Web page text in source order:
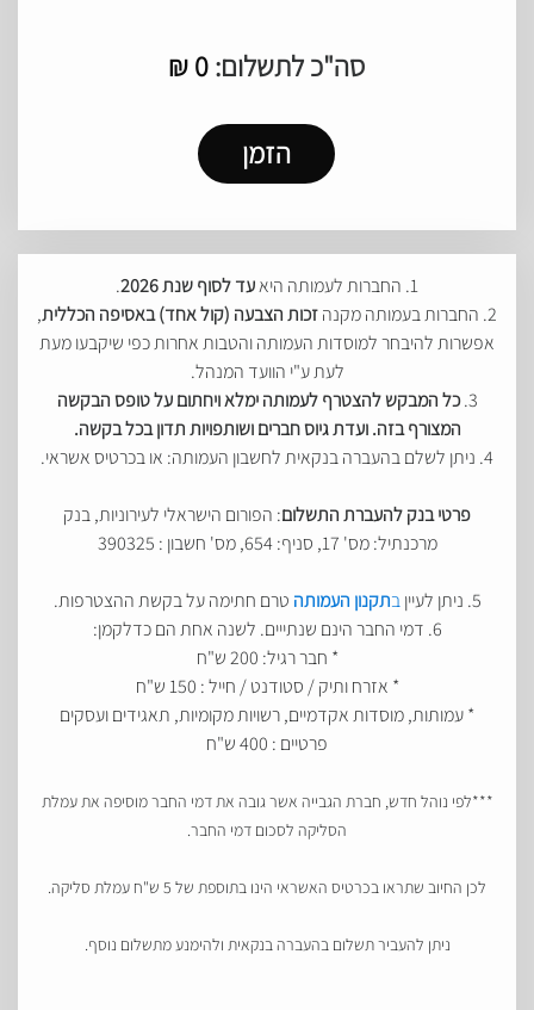
סה"כ לתשלום:0
₪
הזמן
1. החברות לעמותה היא עד לסוף שנת 2026
.
2. החברות בעמותה מקנה
זכות הצבעה (קול אחד) באסיפה הכללית,
אפשרות להיבחר למוסדות העמותה והטבות אחרות כפי שיקבעו מעת
לעת ע"י הוועד המנהל.
3. כל המבקש להצטרף לעמותה ימלא ויחתום על טופס הבקשה
המצורף בזה. ועדת גיוס חברים ושותפויות תדון בכל בקשה.
4. ניתן לשלם בהעברה בנקאית לחשבון העמותה: או בכרטיס אשראי.
פרטי בנק להעברת התשלום: הפורום הישראלי לעירוניות, בנק
מרכנתיל: מס' 17, סניף: 654, מס' חשבון : 390325
5. ניתן לעיין בתקנון העמותה טרם חתימה על בקשת ההצטרפות.
6. דמי החבר הינם שנתייים. לשנה אחת הם כדלקמן:
* חבר רגיל: 200 ש"ח
* אזרח ותיק / סטודנט / חייל : 150 ש"ח
* עמותות, מוסדות אקדמיים, רשויות מקומיות, תאגידים ועסקים
פרטיים : 400 ש"ח
***לפי נוהל חדש, חברת הגבייה אשר גובה את דמי החבר מוסיפה את עמלת
הסליקה לסכום דמי החבר.
לכן החיוב שתראו בכרטיס האשראי הינו בתוספת של 5 ש"ח עמלת סליקה.
ניתן להעביר תשלום בהעברה בנקאית ולהימנע מתשלום נוסף.